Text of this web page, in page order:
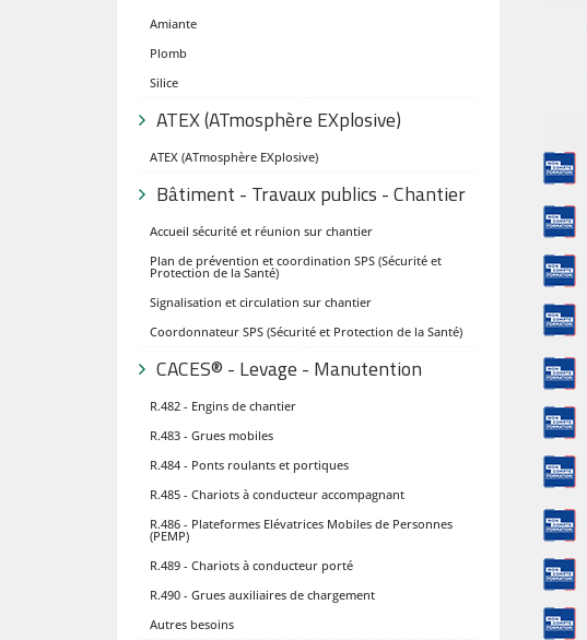
Amiante
Plomb
Silice
ATEX (ATmosphère EXplosive)
ATEX (ATmosphère EXplosive)
Bâtiment - Travaux publics - Chantier
Accueil sécurité et réunion sur chantier
Plan de prévention et coordination SPS (Sécurité et
Protection de la Santé)
Signalisation et circulation sur chantier
Coordonnateur SPS (Sécurité et Protection de la Santé)
CACES® - Levage - Manutention
R.482 - Engins de chantier
R.483 - Grues mobiles
R.484 - Ponts roulants et portiques
R.485 - Chariots à conducteur accompagnant
R.486 - Plateformes Elévatrices Mobiles de Personnes
(PEMP)
R.489 - Chariots à conducteur porté
R.490 - Grues auxiliaires de chargement
Autres besoins